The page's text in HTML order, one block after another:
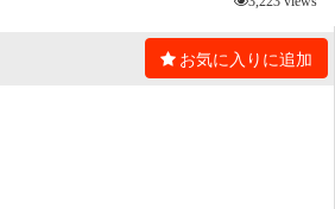
お気に入りに追加